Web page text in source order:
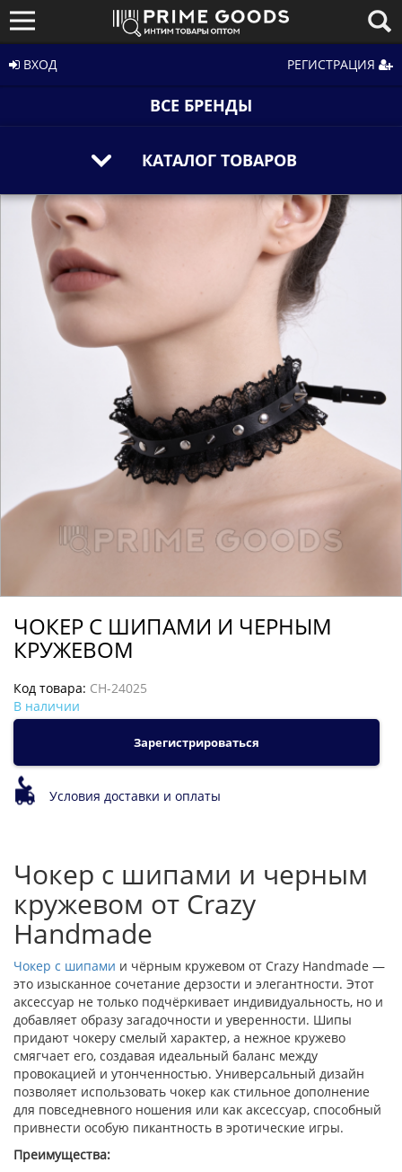
ВХОД РЕГИСТРАЦИЯ
ВСЕ БРЕНДЫ
КАТАЛОГ ТОВАРОВ
ЧОКЕР С ШИПАМИ И ЧЕРНЫМ
КРУЖЕВОМ
Код товара: CH-24025
В наличии
Зарегистрироваться
Условия доставки и оплаты
Чокер с шипами и черным
кружевом от Crazy
Handmade
Чокер с шипами и чёрным кружевом от Crazy Handmade —
это изысканное сочетание дерзости и элегантности. Этот
аксессуар не только подчёркивает индивидуальность, но и
добавляет образу загадочности и уверенности. Шипы
придают чокеру смелый характер, а нежное кружево
смягчает его, создавая идеальный баланс между
провокацией и утонченностью. Универсальный дизайн
позволяет использовать чокер как стильное дополнение
для повседневного ношения или как аксессуар, способный
привнести особую пикантность в эротические игры.
Преимущества: